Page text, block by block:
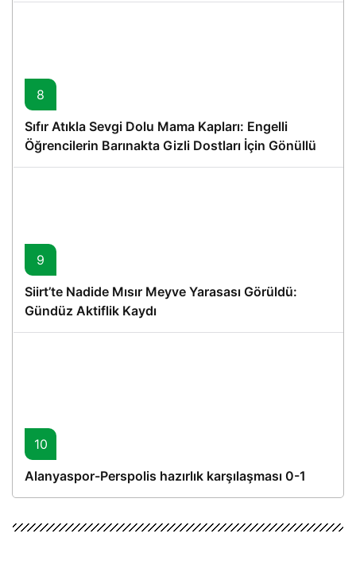
8
Sıfır Atıkla Sevgi Dolu Mama Kapları: Engelli
Öğrencilerin Barınakta Gizli Dostları İçin Gönüllü
Proje
9
Siirt’te Nadide Mısır Meyve Yarasası Görüldü:
Gündüz Aktiflik Kaydı
10
Alanyaspor-Perspolis hazırlık karşılaşması 0-1